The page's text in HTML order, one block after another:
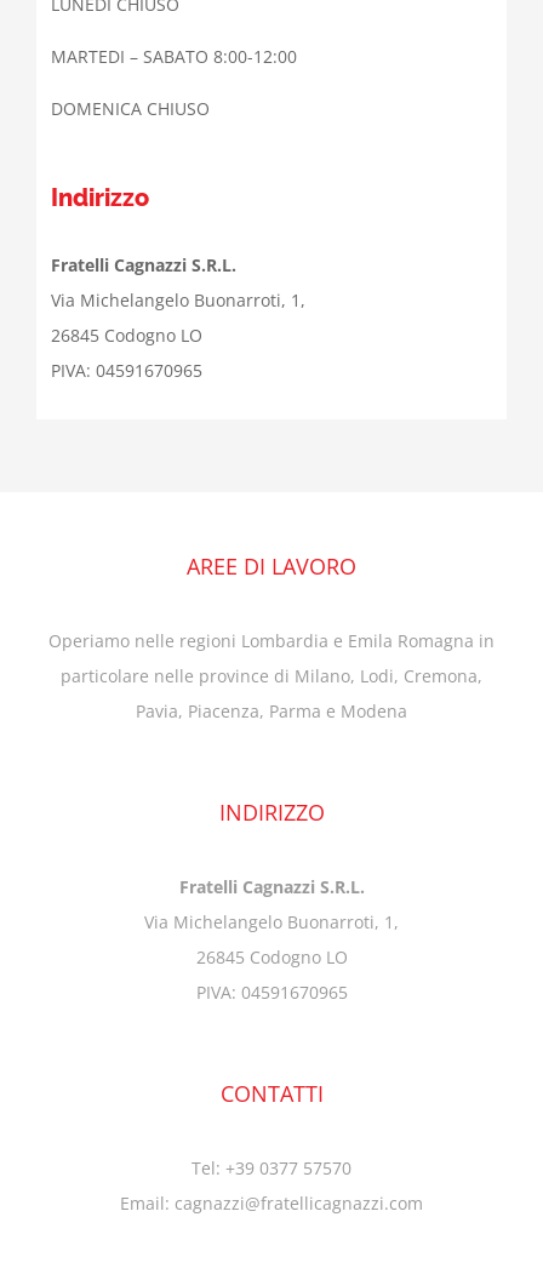
LUNEDI CHIUSO
MARTEDI – SABATO 8:00-12:00
DOMENICA CHIUSO
Indirizzo
Fratelli Cagnazzi S.R.L.
Via Michelangelo Buonarroti, 1,
26845 Codogno LO
PIVA: 04591670965
AREE DI LAVORO
Operiamo nelle regioni Lombardia e Emila Romagna in
particolare nelle province di Milano, Lodi, Cremona,
Pavia, Piacenza, Parma e Modena
INDIRIZZO
Fratelli Cagnazzi S.R.L.
Via Michelangelo Buonarroti, 1,
26845 Codogno LO
PIVA: 04591670965
CONTATTI
Tel: +39 0377 57570
Email: cagnazzi@fratellicagnazzi.com